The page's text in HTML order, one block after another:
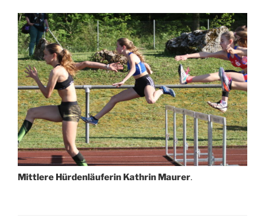
Mittlere Hürdenläuferin Kathrin Maurer.